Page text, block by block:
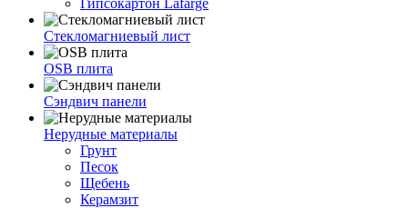
Стекломагниевый лист
OSB плита
Сэндвич панели
Нерудные материалы
Грунт
Песок
Щебень
Керамзит